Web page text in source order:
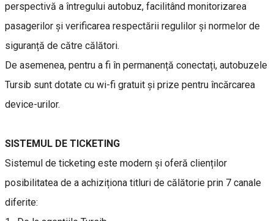
perspectivă a întregului autobuz, facilitând monitorizarea
pasagerilor și verificarea respectării regulilor și normelor de
siguranță de către călători.
De asemenea, pentru a fi în permanență conectați, autobuzele
Tursib sunt dotate cu wi-fi gratuit și prize pentru încărcarea
device-urilor.
SISTEMUL DE TICKETING
Sistemul de ticketing este modern și oferă clienților
posibilitatea de a achiziționa titluri de călătorie prin 7 canale
diferite: